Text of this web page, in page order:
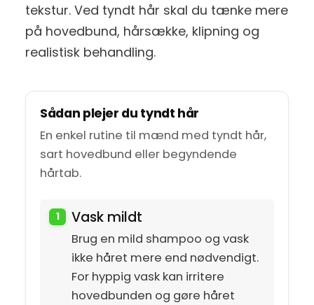
tekstur. Ved tyndt hår skal du tænke mere
på hovedbund, hårsække, klipning og
realistisk behandling.
Sådan plejer du tyndt hår
En enkel rutine til mænd med tyndt hår,
sart hovedbund eller begyndende
hårtab.
Vask mildt
Brug en mild shampoo og vask
ikke håret mere end nødvendigt.
For hyppig vask kan irritere
hovedbunden og gøre håret